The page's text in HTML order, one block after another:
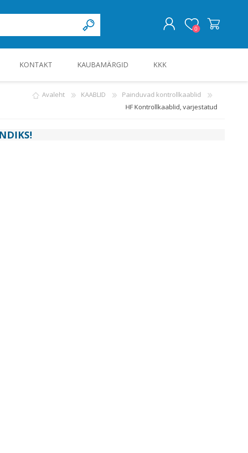
0
KONTAKT KAUBAMÄRGID KKK
Avaleht KAABLID
Painduvad kontrollkaablid
HF Kontrollkaablid, varjestatud
!